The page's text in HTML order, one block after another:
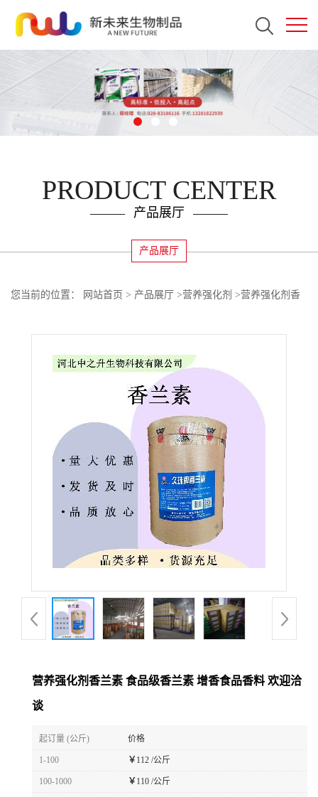
PRODUCT CENTER
产品展厅
产品展厅
您当前的位置： 网站首页 > 产品展厅 >营养强化剂 >营养强化剂香
营养强化剂香兰素 食品级香兰素 增香食品香料 欢迎洽
谈
起订量 (公斤) 价格
1-100 ￥ 112 /公斤
100-1000 ￥ 110 /公斤